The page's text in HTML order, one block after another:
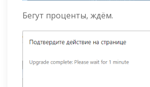
Бегут проценты, ждём.